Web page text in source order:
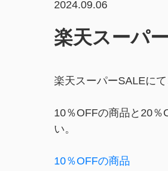
2024.09.06
楽天スーパ
楽天スーパーSALEに
10％OFFの商品と20％
い。
10％OFFの商品